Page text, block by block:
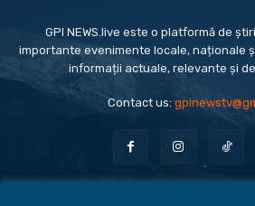
GPI NEWS.live este o platformă de
importante evenimente locale, naționale
informații actuale, relevante și
Contact us: